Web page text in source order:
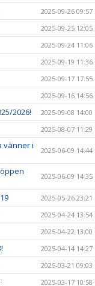
2025-09-26 09:57
2025-09-25 12:05
2025-09-24 11:06
2025-09-19 11:36
2025-09-17 17:55
2025-09-16 14:56
2026! 2025-09-08 14:00
2025-08-07 11:29
vänner i
2025-06-09 14:44
2025-06-09 14:35
2025-05-26 23:21
2025-04-24 13:54
2025-04-22 13:00
2025-04-14 14:27
2025-03-21 09:03
2025-03-17 10:58